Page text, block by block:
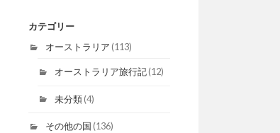
カテゴリー
オーストラリア (113)
オーストラリア旅行記(12)
未分類(4)
その他の国 (136)